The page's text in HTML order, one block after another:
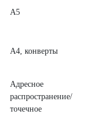
А5
А4, конверты
Адресное
распространение/
точечное